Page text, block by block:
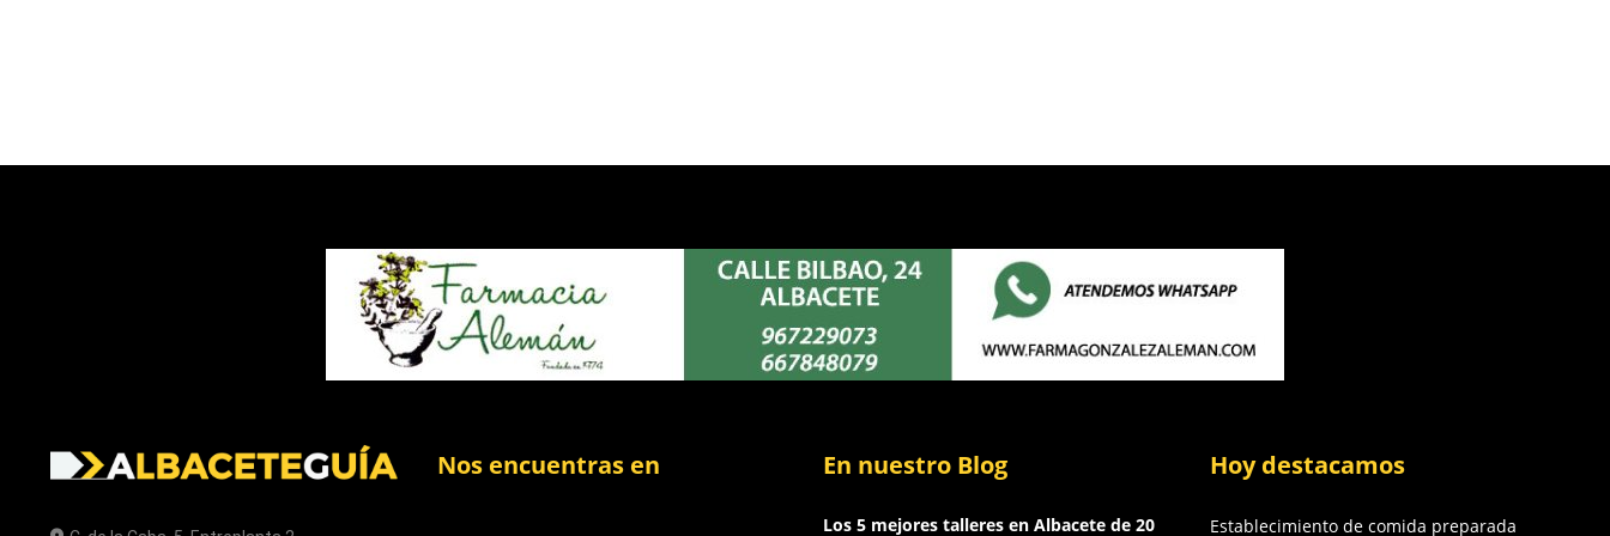
Nos encuentras en En nuestro Blog
Los 5 mejores talleres en Albacete de 20
Hoy destacamos
Establecimiento de comida preparada